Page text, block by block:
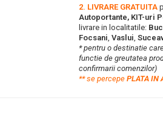
2. LIVRARE GRATUITA
Autoportante, KIT-uri
livrare in localitatile:
Focsani, Vaslui,
* pentru o destinatie
functie de greutatea
confirmarii comenzilor)
**se percepe PLATA IN